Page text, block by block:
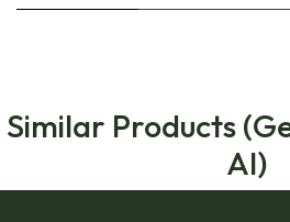
Similar Products
AI)